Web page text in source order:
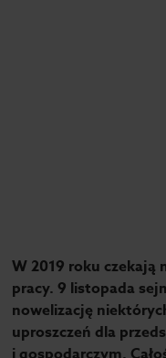
W 2019 roku czekają
pracy. 9 listopada
nowelizację
uproszczeń dla